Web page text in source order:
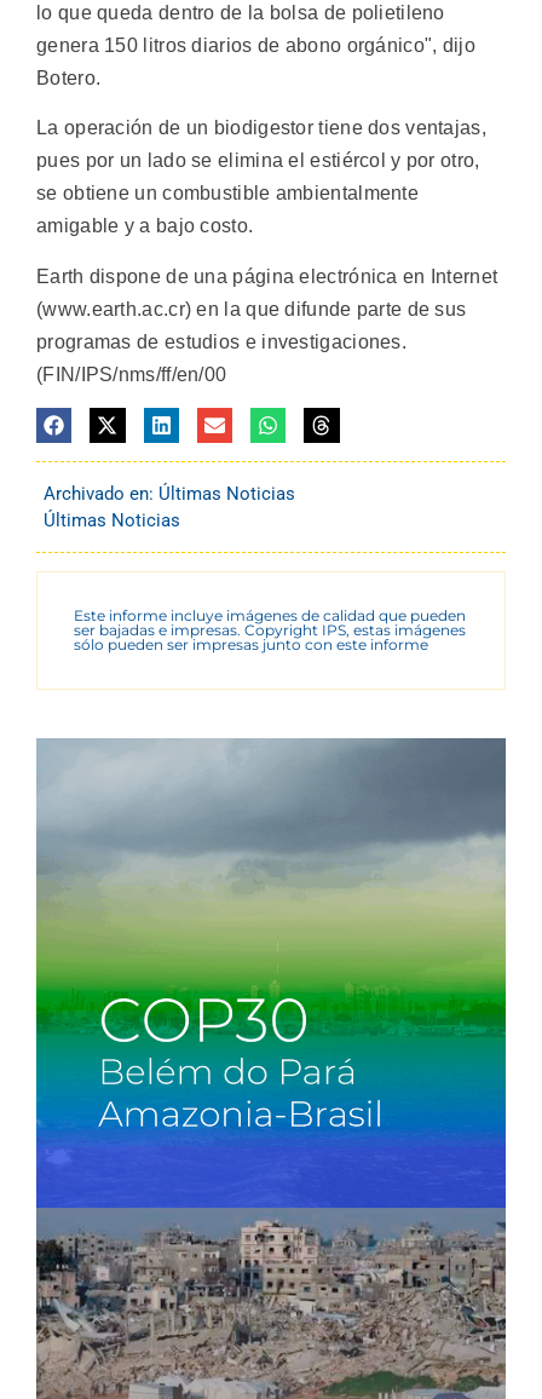
lo que queda dentro de la bolsa de polietileno
genera 150 litros diarios de abono orgánico", dijo
Botero.
La operación de un biodigestor tiene dos ventajas,
pues por un lado se elimina el estiércol y por otro,
se obtiene un combustible ambientalmente
amigable y a bajo costo.
Earth dispone de una página electrónica en Internet
(www.earth.ac.cr) en la que difunde parte de sus
programas de estudios e investigaciones.
(FIN/IPS/nms/ff/en/00
Archivado en: Últimas Noticias
Últimas Noticias
Este informe incluye imágenes de calidad que pueden
ser bajadas e impresas. Copyright IPS, estas imágenes
sólo pueden ser impresas junto con este informe